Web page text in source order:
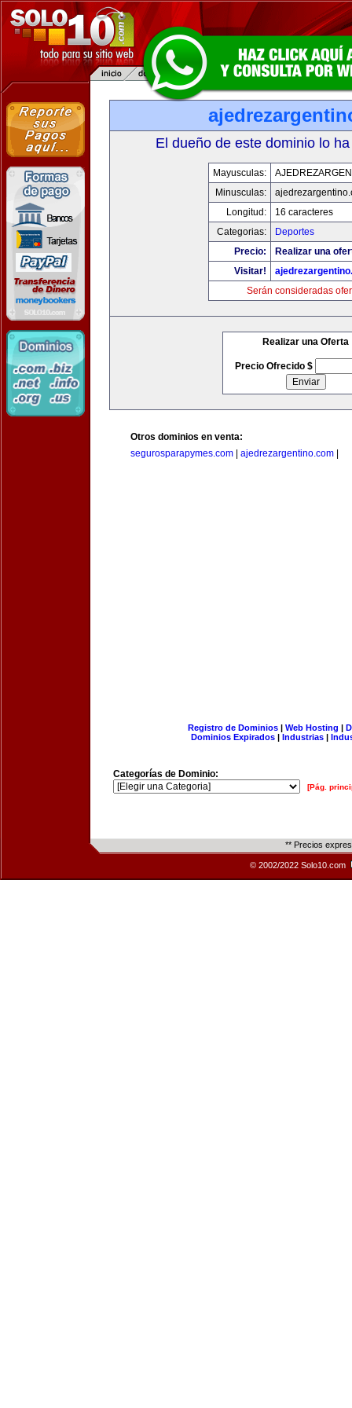
El dueño de este dominio lo
Mayusculas:
Minusculas:
Longitud:
16 caracteres
Categorias:
Deportes
Precio:
Realizar una
Visitar!
Serán consideradas
Realizar una Oferta
Precio Ofrecido $
Otros dominios en venta:
segurosparapymes.com
ajedrezargentino.com
Registro de Dominios| Web Hosting |
Dominios Expirados | Industrias |
Categorías de Dominio:
[Pág.
** Precios
© 2002/2022 Solo10.com